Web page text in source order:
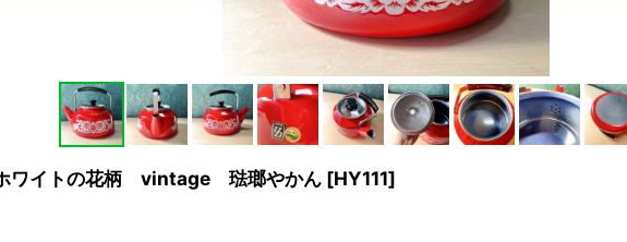
ワイトの花柄 vintage 琺瑯やかん [HY111]